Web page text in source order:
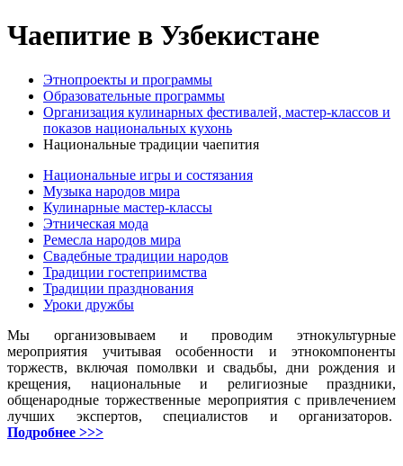
Чаепитие в Узбекистане
Этнопроекты и программы
Образовательные программы
Организация кулинарных фестивалей, мастер-классов и
показов национальных кухонь
Национальные традиции чаепития
Национальные игры и состязания
Музыка народов мира
Кулинарные мастер-классы
Этническая мода
Ремесла народов мира
Свадебные традиции народов
Традиции гостеприимства
Традиции празднования
Уроки дружбы
Мы организовываем и проводим этнокультурные
мероприятия учитывая особенности и этнокомпоненты
торжеств, включая помолвки и свадьбы, дни рождения и
крещения, национальные и религиозные праздники,
общенародные торжественные мероприятия с привлечением
лучших экспертов, специалистов и организаторов.
Подробнее >>>